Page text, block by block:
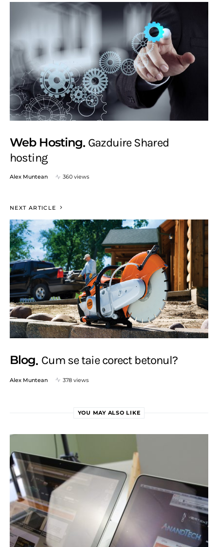
Web Hosting Gazduire Shared
hosting
Alex Muntean 360 views
NEXT ARTICLE
Blog Cum se taie corect betonul?
Alex Muntean 378 views
YOU MAY ALSO LIKE